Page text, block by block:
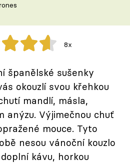
8x
španělské sušenky
okouzlí svou křehkou
mandlí, másla,
anýzu. Výjimečnou chuť
mouce. Tyto
nesou vánoční kouzlo
kávu, horkou